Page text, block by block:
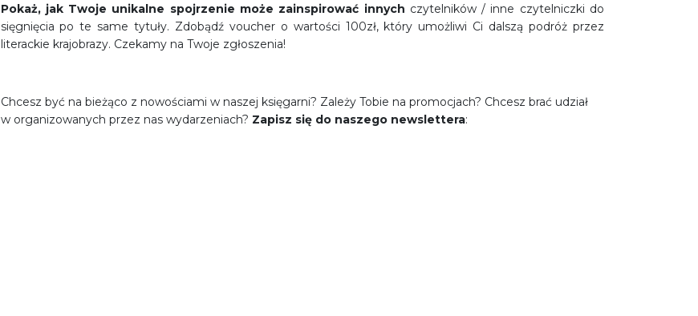
Pokaż, jak Twoje unikalne spojrzenie może zainspirować innych czytelników / inne czytelniczki do
sięgnięcia po te same tytuły. Zdobądź voucher o wartości 100zł, który umożliwi Ci dalszą podróż przez
literackie krajobrazy. Czekamy na Twoje zgłoszenia!
Chcesz być na bieżąco z nowościami w naszej księgarni? Zależy Tobie na promocjach? Chcesz brać udział
w organizowanych przez nas wydarzeniach? Zapisz się do naszego newslettera: